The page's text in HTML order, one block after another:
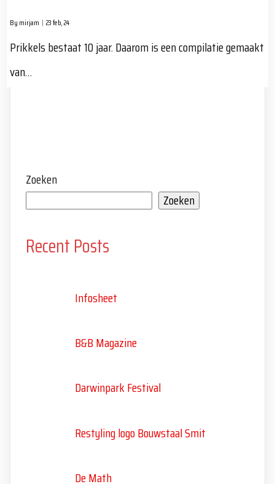
By mirjam | 23feb, 24
Prikkels bestaat 10 jaar. Daarom is een compilatie gemaakt
van…
Zoeken
Zoeken
Recent Posts
Infosheet
B&B Magazine
Darwinpark Festival
Restyling logo Bouwstaal Smit
De Math